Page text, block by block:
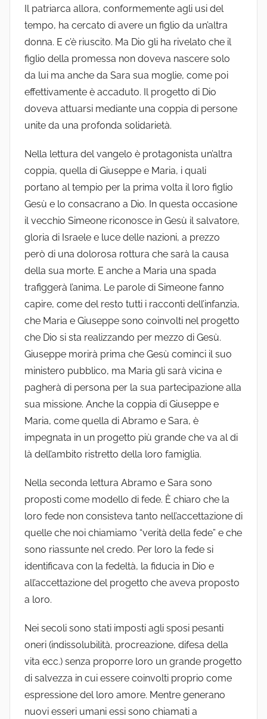
Il patriarca allora, conformemente agli usi del
tempo, ha cercato di avere un figlio da un’altra
donna. E c’è riuscito. Ma Dio gli ha rivelato che il
figlio della promessa non doveva nascere solo
da lui ma anche da Sara sua moglie, come poi
effettivamente è accaduto. Il progetto di Dio
doveva attuarsi mediante una coppia di persone
unite da una profonda solidarietà.
Nella lettura del vangelo è protagonista un’altra
coppia, quella di Giuseppe e Maria, i quali
portano al tempio per la prima volta il loro figlio
Gesù e lo consacrano a Dio. In questa occasione
il vecchio Simeone riconosce in Gesù il salvatore,
gloria di Israele e luce delle nazioni, a prezzo
però di una dolorosa rottura che sarà la causa
della sua morte. E anche a Maria una spada
trafiggerà l’anima. Le parole di Simeone fanno
capire, come del resto tutti i racconti dell’infanzia,
che Maria e Giuseppe sono coinvolti nel progetto
che Dio si sta realizzando per mezzo di Gesù.
Giuseppe morirà prima che Gesù cominci il suo
ministero pubblico, ma Maria gli sarà vicina e
pagherà di persona per la sua partecipazione alla
sua missione. Anche la coppia di Giuseppe e
Maria, come quella di Abramo e Sara, è
impegnata in un progetto più grande che va al di
là dell’ambito ristretto della loro famiglia.
Nella seconda lettura Abramo e Sara sono
proposti come modello di fede. È chiaro che la
loro fede non consisteva tanto nell’accettazione di
quelle che noi chiamiamo “verità della fede” e che
sono riassunte nel credo. Per loro la fede si
identificava con la fedeltà, la fiducia in Dio e
all’accettazione del progetto che aveva proposto
a loro.
Nei secoli sono stati imposti agli sposi pesanti
oneri (indissolubilità, procreazione, difesa della
vita ecc.) senza proporre loro un grande progetto
di salvezza in cui essere coinvolti proprio come
espressione del loro amore. Mentre generano
nuovi esseri umani essi sono chiamati a